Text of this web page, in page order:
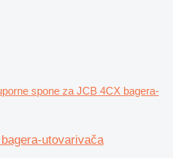
spone za JCB 4CX bagerа-
utovarivača